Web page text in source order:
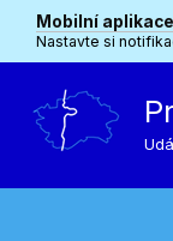
Mobilní aplikace
Nastavte si